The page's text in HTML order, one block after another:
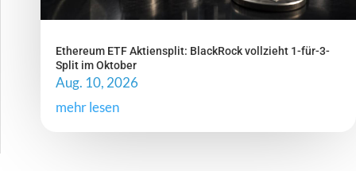
Ethereum ETF Aktiensplit: BlackRock vollzieht 1-für-3-
Split im Oktober
Aug. 10, 2026
mehr lesen